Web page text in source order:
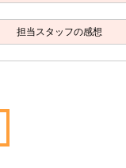
お問い合わせ
会社概要
WEB割引券プレゼント！
担当スタッフの感想